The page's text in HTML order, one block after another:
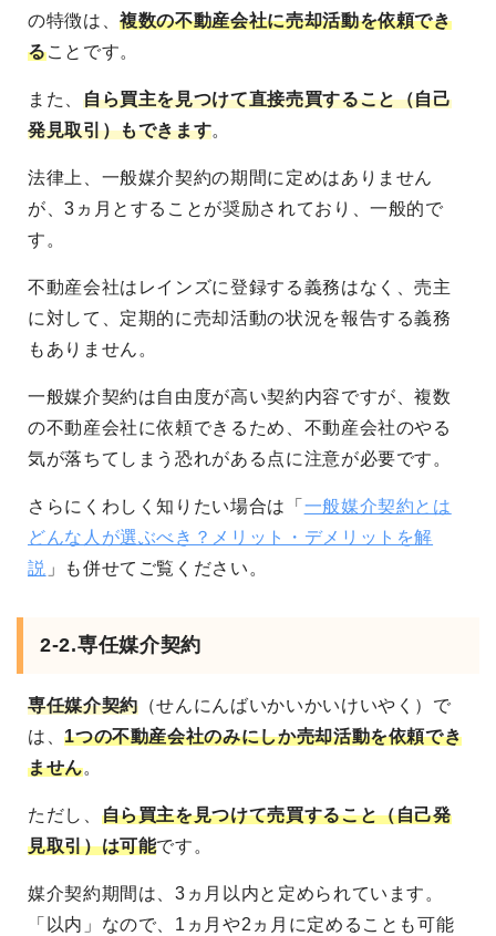
の特徴は、複数の不動産会社に売却活動を依頼でき
ることです。
また、 自ら買主を見つけて直接売買すること（自己
発見取引）もできます。
法律上、一般媒介契約の期間に定めはありません
が、3ヵ月とすることが奨励されており、一般的で
す。
不動産会社はレインズに登録する義務はなく、売主
に対して、定期的に売却活動の状況を報告する義務
もありません。
一般媒介契約は自由度が高い契約内容ですが、複数
の不動産会社に依頼できるため、不動産会社のやる
気が落ちてしまう恐れがある点に注意が必要です。
さらにくわしく知りたい場合は「 一般媒介契約とは
どんな人が選ぶべき？メリット・デメリットを解
説 」も併せてご覧ください。
2-2.専任媒介契約
専任媒介契約（せんにんばいかいかいけいやく）で
は、1つの不動産会社のみにしか売却活動を依頼でき
ません。
ただし、 自ら買主を見つけて売買すること（自己発
見取引）は可能です。
媒介契約期間は、3ヵ月以内と定められています。
「以内」なので、1ヵ月や2ヵ月に定めることも可能